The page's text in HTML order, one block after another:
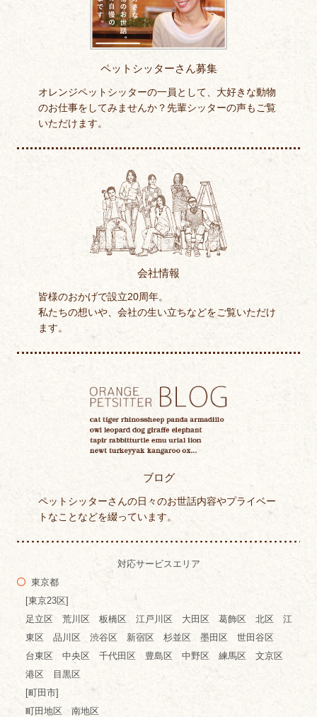
ペットシッターさん募集
オレンジペットシッターの一員として、大好きな動物
のお仕事をしてみませんか？先輩シッターの声もご覧
いただけます。
会社情報
皆様のおかげで設立20周年。
私たちの想いや、会社の生い立ちなどをご覧いただけ
ます。
ブログ
ペットシッターさんの日々のお世話内容やプライベー
トなことなどを綴っています。
対応サービスエリア
東京都
[東京23区]
足立区 荒川区 板橋区 江戸川区 大田区 葛飾区 北区 江
東区 品川区 渋谷区 新宿区 杉並区 墨田区 世田谷区
台東区 中央区 千代田区 豊島区 中野区 練馬区 文京区
港区 目黒区
[町田市]
町田地区 南地区